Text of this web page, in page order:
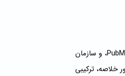
ما به طور سیستماتیک پایگاه‌های کتابشناختی الکترونیکی زیر را جستجو کردیم: PubMed، Embase، Web of Science، و سازمان
خلاصه، ترکیبی